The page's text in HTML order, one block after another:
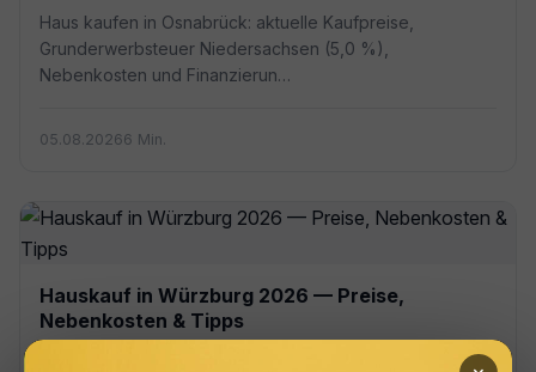
Haus kaufen in Osnabrück: aktuelle Kaufpreise,
Grunderwerbsteuer Niedersachsen (5,0 %),
Nebenkosten und Finanzierun…
05.08.20266 Min.
Hauskauf in Würzburg 2026 — Preise,
Nebenkosten & Tipps
Hauskauf in Würzburg: aktuelle Preise 2.800–5.200 €/m²,